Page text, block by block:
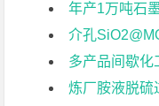
年产1万吨石墨
介孔SiO2@MOFs复合分级多孔材
多产品间歇化
炼厂胺液脱硫